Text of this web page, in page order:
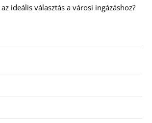
ideális választás a városi ingázáshoz?